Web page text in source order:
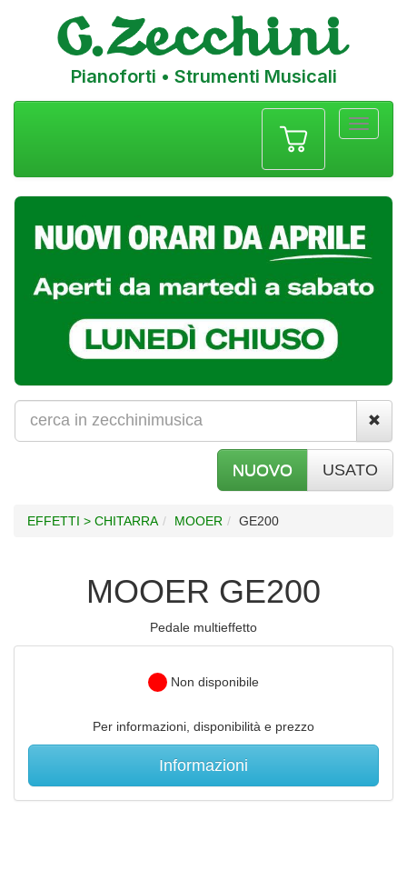
Pianoforti • Strumenti Musicali
NUOVO USATO
EFFETTI > CHITARRA MOOER GE200
MOOER GE200
Pedale multieffetto
Non disponibile
Per informazioni, disponibilità e prezzo
Informazioni